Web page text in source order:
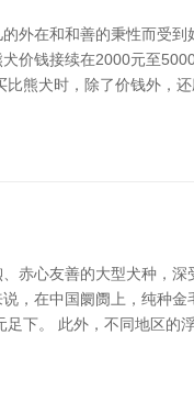
外在和和善的秉性而受
价钱接续在2000元至
熊犬时，除了价钱外，
赤心友善的大型犬种，
，在中国阛阓上，纯种
下。 此外，不同地区的